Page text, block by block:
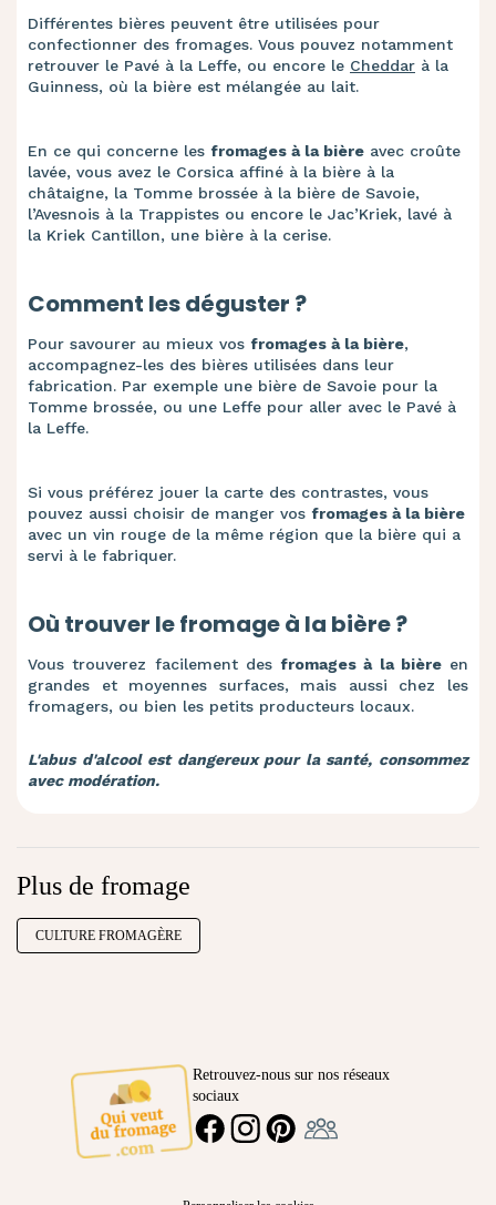
Différentes bières peuvent être utilisées pour
confectionner des fromages. Vous pouvez notamment
retrouver le Pavé à la Leffe, ou encore le Cheddar à la
Guinness, où la bière est mélangée au lait.
En ce qui concerne les fromages à la bière avec croûte
lavée, vous avez le Corsica affiné à la bière à la
châtaigne, la Tomme brossée à la bière de Savoie,
l’Avesnois à la Trappistes ou encore le Jac’Kriek, lavé à
la Kriek Cantillon, une bière à la cerise.
Comment les déguster ?
Pour savourer au mieux vos fromages à la bière,
accompagnez-les des bières utilisées dans leur
fabrication. Par exemple une bière de Savoie pour la
Tomme brossée, ou une Leffe pour aller avec le Pavé à
la Leffe.
Si vous préférez jouer la carte des contrastes, vous
pouvez aussi choisir de manger vos fromages à la bière
avec un vin rouge de la même région que la bière qui a
servi à le fabriquer.
Où trouver le fromage à la bière ?
Vous trouverez facilement des fromages à la bièreen
grandes et moyennes surfaces, mais aussi chez les
fromagers, ou bien les petits producteurs locaux.
L'abus d'alcool est dangereux pour la santé, consommez
avec modération.
Plus de fromage
CULTURE FROMAGÈRE
Retrouvez-nous sur nos réseaux
sociaux
FACEBOOKINSTAGRAMPINTEREST